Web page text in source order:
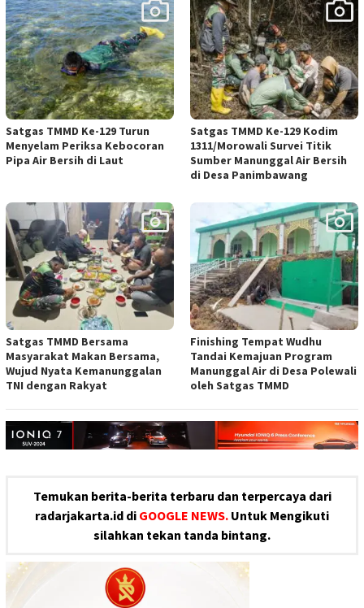
Satgas TMMD Ke-129 Turun
Menyelam Periksa Kebocoran
Pipa Air Bersih di Laut
Satgas TMMD Ke-129 Kodim
1311/Morowali Survei Titik
Sumber Manunggal Air Bersih
di Desa Panimbawang
Satgas TMMD Bersama
Masyarakat Makan Bersama,
Wujud Nyata Kemanunggalan
TNI dengan Rakyat
Finishing Tempat Wudhu
Tandai Kemajuan Program
Manunggal Air di Desa Polewali
oleh Satgas TMMD
Temukan berita-berita terbaru dan terpercaya dari
radarjakarta.id di GOOGLE NEWS. Untuk Mengikuti
silahkan tekan tanda bintang.